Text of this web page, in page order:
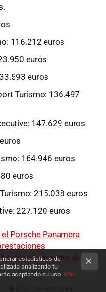
116.212 euros
euros
euros
Turismo: 136.497
147.629 euros
164.946 euros
euros
215.038 euros
227.120 euros
Porsche Panamera
más potente del
estadísticas de
analizando tu
aceptando su uso. Más